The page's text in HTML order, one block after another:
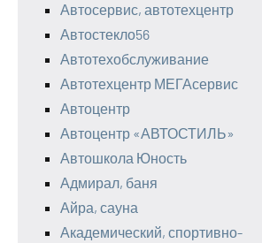
Автосервис, автотехцентр
Автостекло56
Автотехобслуживание
Автотехцентр МЕГАсервис
Автоцентр
Автоцентр «АВТОСТИЛЬ»
Автошкола Юность
Адмирал, баня
Айра, сауна
Академический, спортивно-